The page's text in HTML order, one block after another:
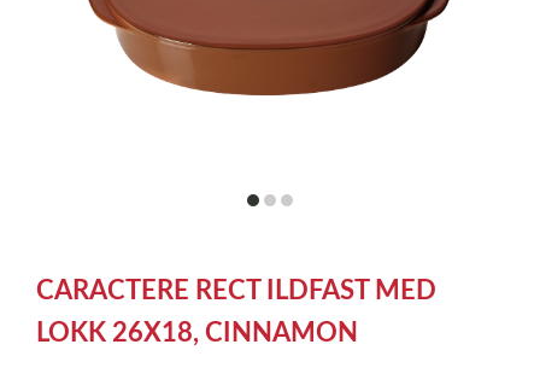
itemitemitem
of
3
CARACTERE RECT ILDFAST MED
LOKK 26X18, CINNAMON